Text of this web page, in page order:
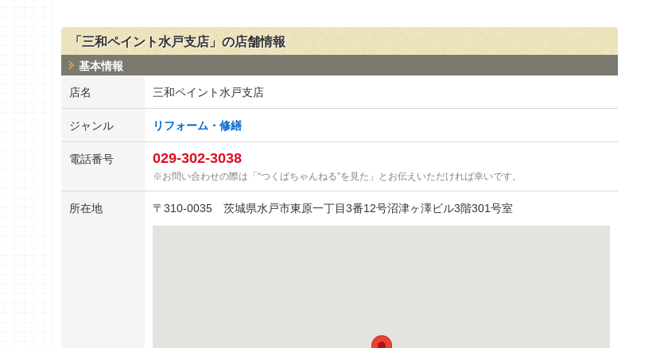
「三和ペイント水戸支店」の店舗情報
基本情報
店名 三和ペイント水戸支店
ジャンル リフォーム・修繕
電話番号 029-302-3038
お問い合わせの際は「“つくばちゃんねる”を見た」とお伝えいただければ幸いです。
所在地 〒 310-0035 茨城県水戸市東原一丁目3番12号沼津ヶ澤ビル3階301号室